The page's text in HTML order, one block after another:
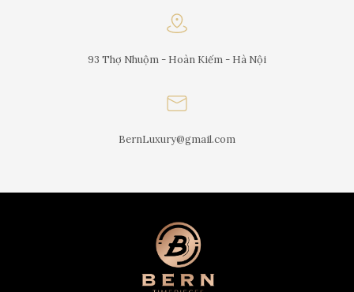
93 Thợ Nhuộm - Hoàn Kiếm - Hà Nội
BernLuxury@gmail.com